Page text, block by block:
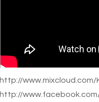
http://www.mixcloud.com/
http://